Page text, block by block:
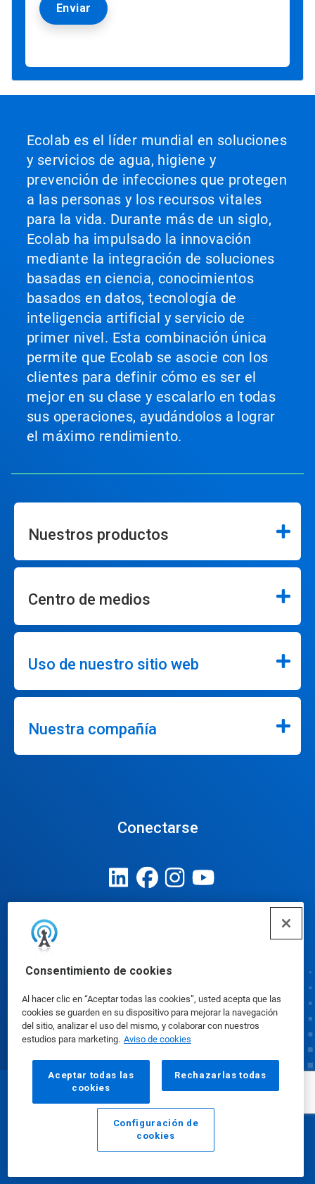
Consentimiento de cookies
Al hacer clic en “Aceptar todas las cookies”, usted acepta que las
cookies se guarden en su dispositivo para mejorar la navegación
del sitio, analizar el uso del mismo, y colaborar con nuestros
estudios para marketing. Aviso de cookies
Aceptar todas las
cookies
Rechazarlas todas
Configuración de
cookies
Ecolab es el líder mundial en soluciones
y servicios de agua, higiene y
prevención de infecciones que protegen
a las personas y los recursos vitales
para la vida. Durante más de un siglo,
Ecolab ha impulsado la innovación
mediante la integración de soluciones
basadas en ciencia, conocimientos
basados en datos, tecnología de
inteligencia artificial y servicio de
primer nivel. Esta combinación única
permite que Ecolab se asocie con los
clientes para definir cómo es ser el
mejor en su clase y escalarlo en todas
sus operaciones, ayudándolos a lograr
el máximo rendimiento.
Nuestros productos
Centro de medios
Uso de nuestro sitio web
Nuestra compañía
Conectarse
Email Llamar
© Ecolab Inc. 2025
Hojas de datos sobre seguridad